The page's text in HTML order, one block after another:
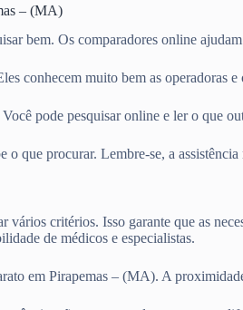
– (MA)
bem. Os comparadores online
conhecem muito bem as operadoras
pode pesquisar online e ler o que
que procurar. Lembre-se, a
critérios. Isso garante que as
de médicos e especialistas.
em Pirapemas – (MA). A